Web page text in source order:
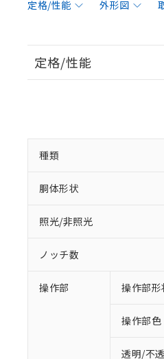
定格/性能 外形図
定格/性能
種類
胴体形状
照光/非照光
ノッチ数
操作部 操作部形
操作部色
透明/不